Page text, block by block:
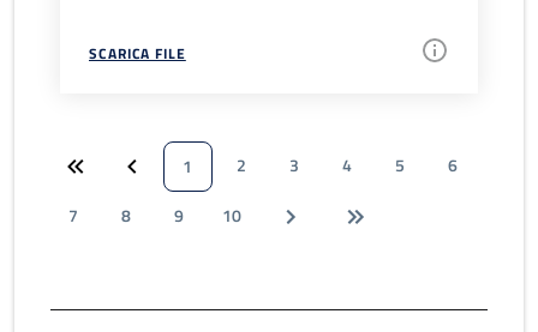
SCARICA FILE
1 2 3 4 5
6
7
8 9 10